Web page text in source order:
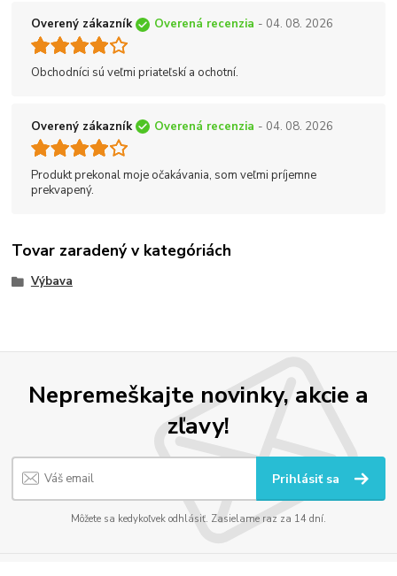
Overený zákazník Overená recenzia - 04. 08. 2026
Obchodníci sú veľmi priateľskí a ochotní.
Overený zákazník Overená recenzia - 04. 08. 2026
Produkt prekonal moje očakávania, som veľmi príjemne
prekvapený.
Tovar zaradený v kategóriách
Výbava
Nepremeškajte novinky, akcie a
zľavy!
Prihlásiť sa
Môžete sa kedykoľvek odhlásiť. Zasielame raz za 14 dní.